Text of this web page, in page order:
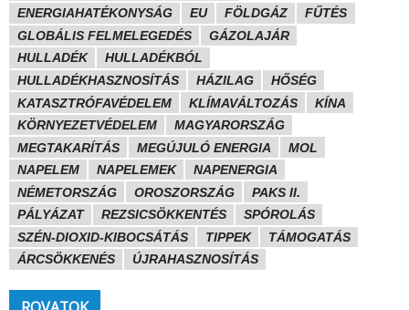
ENERGIAHATÉKONYSÁG
EU FÖLDGÁZ
FŰTÉS
GLOBÁLIS FELMELEGEDÉS
GÁZOLAJÁR
HULLADÉK
HULLADÉKBÓL
HULLADÉKHASZNOSÍTÁS
HÁZILAG
HŐSÉG
KATASZTRÓFAVÉDELEM
KLÍMAVÁLTOZÁS
KÍNA
KÖRNYEZETVÉDELEM
MAGYARORSZÁG
MEGTAKARÍTÁS
MEGÚJULÓ ENERGIA
MOL
NAPELEM
NAPELEMEK
NAPENERGIA
NÉMETORSZÁG
OROSZORSZÁG
PAKS II.
PÁLYÁZAT
REZSICSÖKKENTÉS
SPÓROLÁS
SZÉN-DIOXID-KIBOCSÁTÁS
TIPPEK
TÁMOGATÁS
ÁRCSÖKKENÉS
ÚJRAHASZNOSÍTÁS